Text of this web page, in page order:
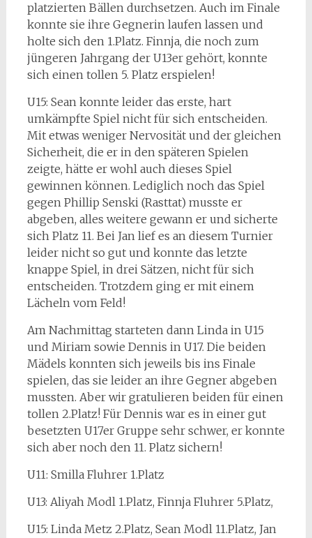
platzierten Bällen durchsetzen. Auch im Finale
konnte sie ihre Gegnerin laufen lassen und
holte sich den 1.Platz. Finnja, die noch zum
jüngeren Jahrgang der U13er gehört, konnte
sich einen tollen 5. Platz erspielen!
U15: Sean konnte leider das erste, hart
umkämpfte Spiel nicht für sich entscheiden.
Mit etwas weniger Nervosität und der gleichen
Sicherheit, die er in den späteren Spielen
zeigte, hätte er wohl auch dieses Spiel
gewinnen können. Lediglich noch das Spiel
gegen Phillip Senski (Rasttat) musste er
abgeben, alles weitere gewann er und sicherte
sich Platz 11. Bei Jan lief es an diesem Turnier
leider nicht so gut und konnte das letzte
knappe Spiel, in drei Sätzen, nicht für sich
entscheiden. Trotzdem ging er mit einem
Lächeln vom Feld!
Am Nachmittag starteten dann Linda in U15
und Miriam sowie Dennis in U17. Die beiden
Mädels konnten sich jeweils bis ins Finale
spielen, das sie leider an ihre Gegner abgeben
mussten. Aber wir gratulieren beiden für einen
tollen 2.Platz! Für Dennis war es in einer gut
besetzten U17er Gruppe sehr schwer, er konnte
sich aber noch den 11. Platz sichern!
U11: Smilla Fluhrer 1.Platz
U13: Aliyah Modl 1.Platz, Finnja Fluhrer 5.Platz,
U15: Linda Metz 2.Platz, Sean Modl 11.Platz, Jan